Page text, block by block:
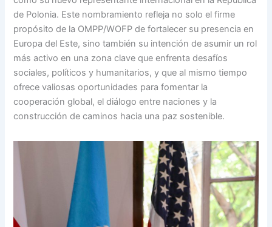
de Polonia. Este nombramiento refleja no solo el firme
propósito de la OMPP/WOFP de fortalecer su presencia en
Europa del Este, sino también su intención de asumir un rol
más activo en una zona clave que enfrenta desafíos
sociales, políticos y humanitarios, y que al mismo tiempo
ofrece valiosas oportunidades para fomentar la
cooperación global, el diálogo entre naciones y la
construcción de caminos hacia una paz sostenible.